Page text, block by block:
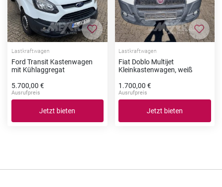
Zur Merkliste hinzufügen
Lastkraftwagen
Ford Transit Kastenwagen
mit Kühlaggregat
5.700,00 €
Ausrufpreis
Jetzt bieten
Zur
Lastkraftwagen
Fiat Doblo Multijet
Kleinkastenwagen, weiß
1.700,00 €
Ausrufpreis
Jetzt bieten